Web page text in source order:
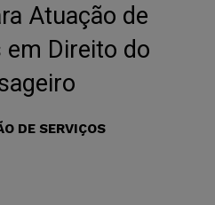
Atuação de
em Direito do
DE SERVIÇOS